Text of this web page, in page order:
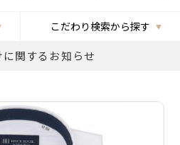
こだわり検索から探す
関するお知らせ